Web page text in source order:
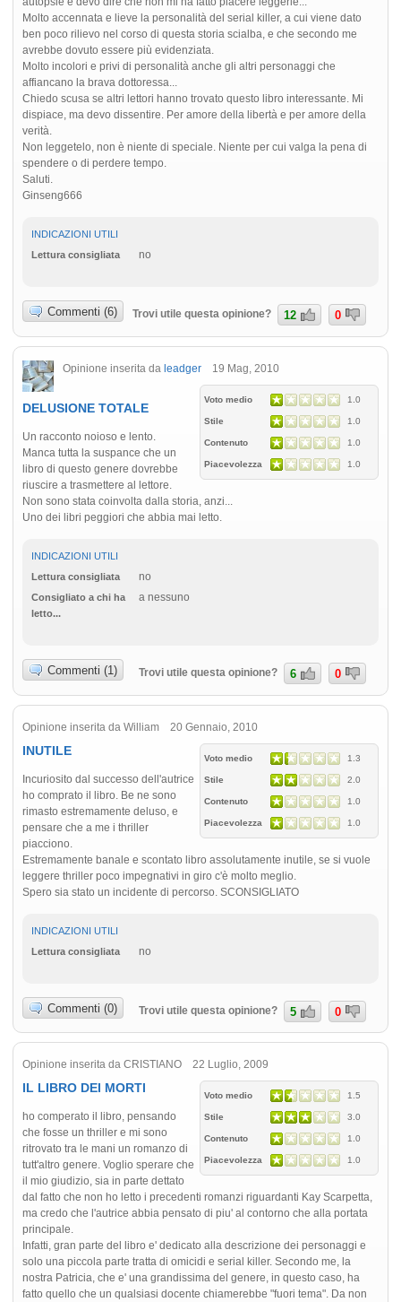
Molto accennata e lieve la personalità del serial killer, a cui viene dato
ben poco rilievo nel corso di questa storia scialba, e che secondo me
avrebbe dovuto essere più evidenziata.
Molto incolori e privi di personalità anche gli altri personaggi che
affiancano la brava dottoressa...
Chiedo scusa se altri lettori hanno trovato questo libro interessante. Mi
dispiace, ma devo dissentire. Per amore della libertà e per amore della
verità.
Non leggetelo, non è niente di speciale. Niente per cui valga la pena di
spendere o di perdere tempo.
Saluti.
Ginseng666
INDICAZIONI UTILI
Lettura consigliata
no
Commenti (6) Trovi utile questa opinione? 12 0
Opinione inserita da leadger 19 Mag, 2010
Voto medio 1.0
Stile 1.0
Contenuto 1.0
Piacevolezza 1.0
DELUSIONE TOTALE
Un racconto noioso e lento.
Manca tutta la suspance che un
libro di questo genere dovrebbe
riuscire a trasmettere al lettore.
Non sono stata coinvolta dalla storia, anzi...
Uno dei libri peggiori che abbia mai letto.
INDICAZIONI UTILI
Lettura consigliata
no
Consigliato a chi ha
letto...
a nessuno
Commenti (1) Trovi utile questa opinione? 6 0
Opinione inserita da William 20 Gennaio, 2010
Voto medio 1.3
Stile 2.0
Contenuto 1.0
Piacevolezza 1.0
INUTILE
Incuriosito dal successo dell'autrice
ho comprato il libro. Be ne sono
rimasto estremamente deluso, e
pensare che a me i thriller
piacciono.
Estremamente banale e scontato libro assolutamente inutile, se si vuole
leggere thriller poco impegnativi in giro c'è molto meglio.
Spero sia stato un incidente di percorso. SCONSIGLIATO
INDICAZIONI UTILI
Lettura consigliata
no
Commenti (0) Trovi utile questa opinione? 5 0
Opinione inserita da CRISTIANO 22 Luglio, 2009
Voto medio 1.5
Stile 3.0
Contenuto 1.0
Piacevolezza 1.0
IL LIBRO DEI MORTI
ho comperato il libro, pensando
che fosse un thriller e mi sono
ritrovato tra le mani un romanzo di
tutt'altro genere. Voglio sperare che
il mio giudizio, sia in parte dettato
dal fatto che non ho letto i precedenti romanzi riguardanti Kay Scarpetta,
ma credo che l'autrice abbia pensato di piu' al contorno che alla portata
principale.
Infatti, gran parte del libro e' dedicato alla descrizione dei personaggi e
solo una piccola parte tratta di omicidi e serial killer. Secondo me, la
nostra Patricia, che e' una grandissima del genere, in questo caso, ha
fatto quello che un qualsiasi docente chiamerebbe "fuori tema". Da non